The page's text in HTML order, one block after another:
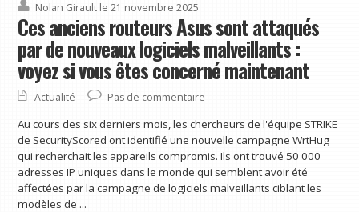
Nolan Girault le 21 novembre 2025
Ces anciens routeurs Asus sont attaqués
par de nouveaux logiciels malveillants :
voyez si vous êtes concerné maintenant
Actualité Pas de commentaire
Au cours des six derniers mois, les chercheurs de l'équipe STRIKE
de SecurityScored ont identifié une nouvelle campagne WrtHug
qui recherchait les appareils compromis. Ils ont trouvé 50 000
adresses IP uniques dans le monde qui semblent avoir été
affectées par la campagne de logiciels malveillants ciblant les
modèles de ...